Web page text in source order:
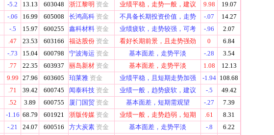
-5.2 13.13 603048 浙江黎明 资金 业绩平稳，走势一般，建议 9.98
19.07
-.06 16.99 605008 长鸿高科 资金 不具备长期投资价值，走势 -.07
14.27
-.5 15.97 600255 鑫科材料 资金 业绩疲软，走势较强，可考 -.96
2.07
.47 23.53 603166 福达股份 资金 看好长期前景，且走势强劲 0
6.84
-.73 15.04 600798 宁波海运 资金 基本面差，走势平淡 -.28
3.54
.77 22.35 603937 丽岛新材 资金 基本面差，走势平淡 1.08
12.13
9.99 27.96 603605 珀莱雅 资金 业绩平稳，且短期走势加强 -1.94 108.68
.71 39.42 600745 闻泰科技 资金 业绩一般，趋势疲软，建议 -.5
49.42
.52 3.89 600755 厦门国贸 资金 基本面差，短期需观望 -.27
7.39
-1.16 68.79 601921 浙版传媒 资金 业绩一般，走势趋弱，短期 .61
8.31
-.21 24.07 600516 方大炭素 资金 基本面差，走势平淡 -.8
6.22